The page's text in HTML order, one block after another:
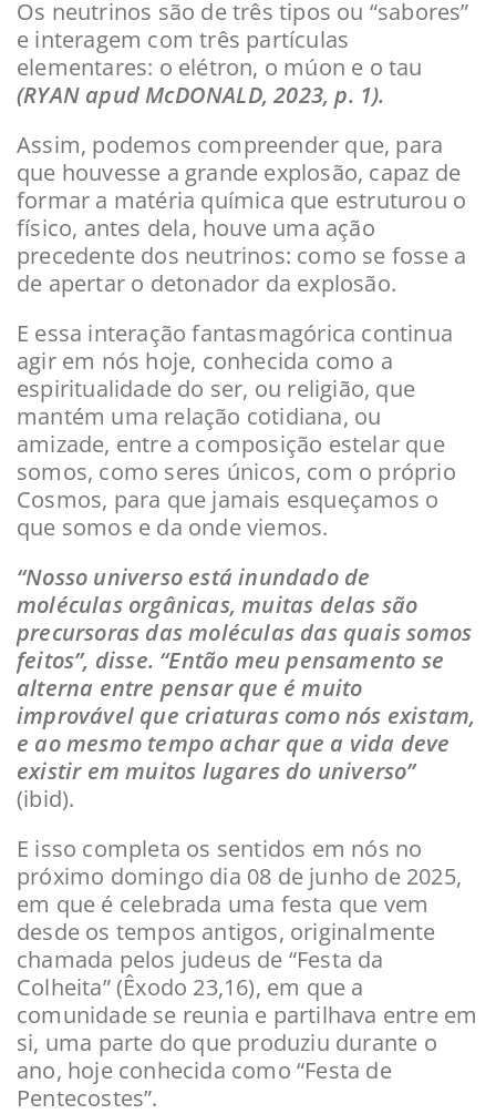
Os neutrinos são de três tipos ou “sabores”
e interagem com três partículas
elementares: o elétron, o múon e o tau
(RYAN apud McDONALD, 2023, p. 1).
Assim, podemos compreender que, para
que houvesse a grande explosão, capaz de
formar a matéria química que estruturou o
físico, antes dela, houve uma ação
precedente dos neutrinos: como se fosse a
de apertar o detonador da explosão.
E essa interação fantasmagórica continua
agir em nós hoje, conhecida como a
espiritualidade do ser, ou religião, que
mantém uma relação cotidiana, ou
amizade, entre a composição estelar que
somos, como seres únicos, com o próprio
Cosmos, para que jamais esqueçamos o
que somos e da onde viemos.
“Nosso universo está inundado de
moléculas orgânicas, muitas delas são
precursoras das moléculas das quais somos
feitos”, disse. “Então meu pensamento se
alterna entre pensar que é muito
improvável que criaturas como nós existam,
e ao mesmo tempo achar que a vida deve
existir em muitos lugares do universo”
(ibid).
E isso completa os sentidos em nós no
próximo domingo dia 08 de junho de 2025,
em que é celebrada uma festa que vem
desde os tempos antigos, originalmente
chamada pelos judeus de “Festa da
Colheita” (Êxodo 23,16), em que a
comunidade se reunia e partilhava entre em
si, uma parte do que produziu durante o
ano, hoje conhecida como “Festa de
Pentecostes”.